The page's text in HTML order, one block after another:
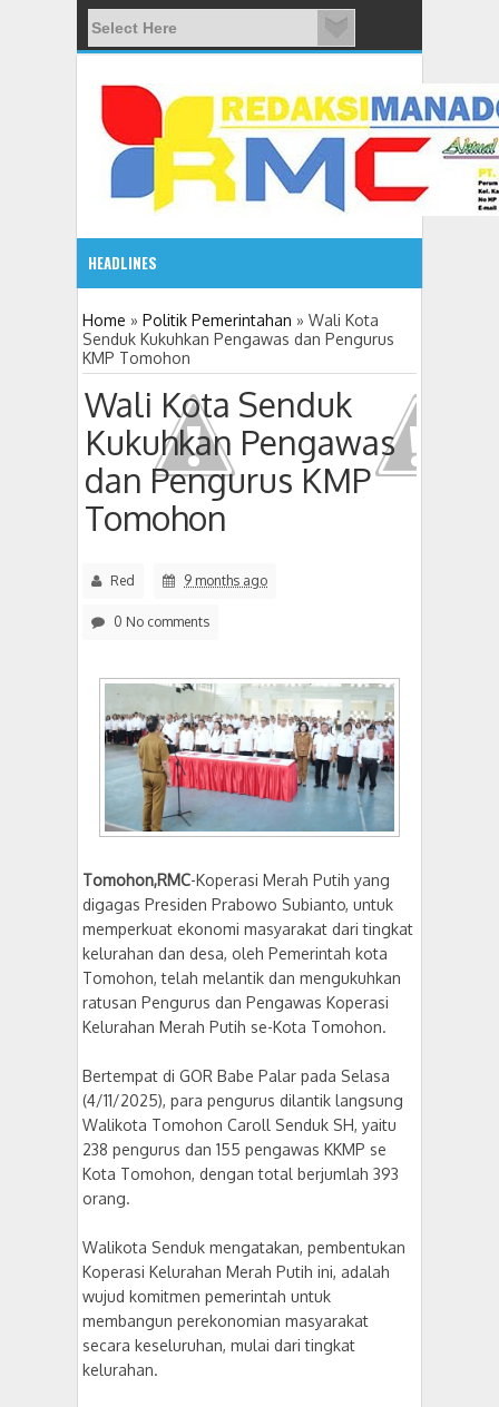
HEADLINES
08:03 AM
ADVETORIAL JONRU GANTIKAN MONO PIMPIN DPRD
Home » Politik Pemerintahan » Wali Kota
Senduk Kukuhkan Pengawas dan Pengurus
KMP Tomohon
Wali Kota Senduk
Kukuhkan Pengawas
dan Pengurus KMP
Tomohon
Red 9 months ago
0 No comments
Tomohon,RMC-Koperasi Merah Putih yang
digagas Presiden Prabowo Subianto, untuk
memperkuat ekonomi masyarakat dari tingkat
kelurahan dan desa, oleh Pemerintah kota
Tomohon, telah melantik dan mengukuhkan
ratusan Pengurus dan Pengawas Koperasi
Kelurahan Merah Putih se-Kota Tomohon.
Bertempat di GOR Babe Palar pada Selasa
(4/11/2025), para pengurus dilantik langsung
Walikota Tomohon Caroll Senduk SH, yaitu
238 pengurus dan 155 pengawas KKMP se
Kota Tomohon, dengan total berjumlah 393
orang.
Walikota Senduk mengatakan, pembentukan
Koperasi Kelurahan Merah Putih ini, adalah
wujud komitmen pemerintah untuk
membangun perekonomian masyarakat
secara keseluruhan, mulai dari tingkat
kelurahan.